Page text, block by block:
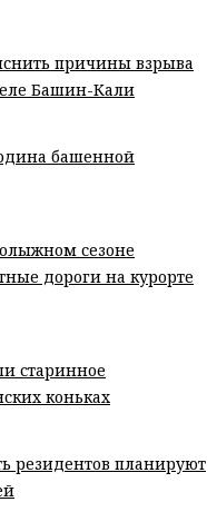
причины взрыва
Башин-Кали
башенной
сезоне
дороги на курорте
старинное
коньках
резидентов планируют